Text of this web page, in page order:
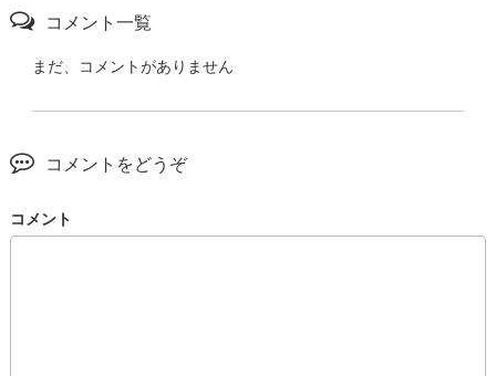
コメント一覧
まだ、コメントがありません
コメントをどうぞ
コメント